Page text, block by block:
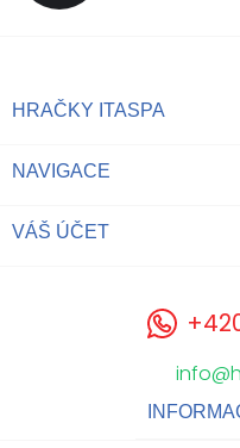
HRAČKY ITASPA
NAVIGACE
VÁŠ ÚČET